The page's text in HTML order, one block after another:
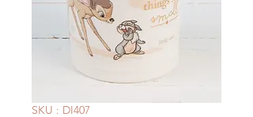
SKU : DI407